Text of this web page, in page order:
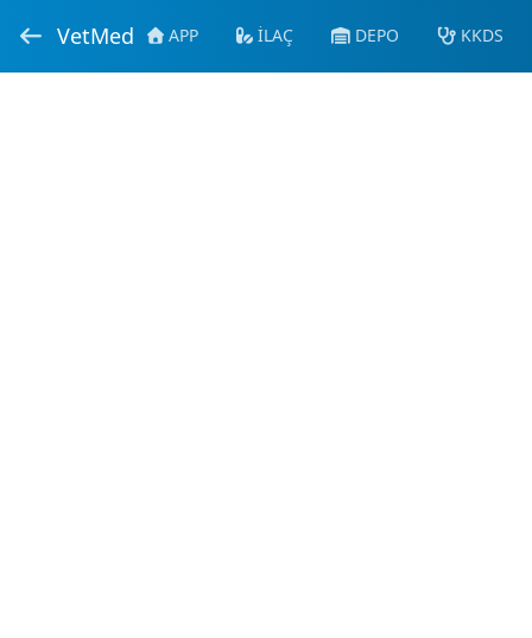
VetMed APP İLAÇ DEPO KKDS